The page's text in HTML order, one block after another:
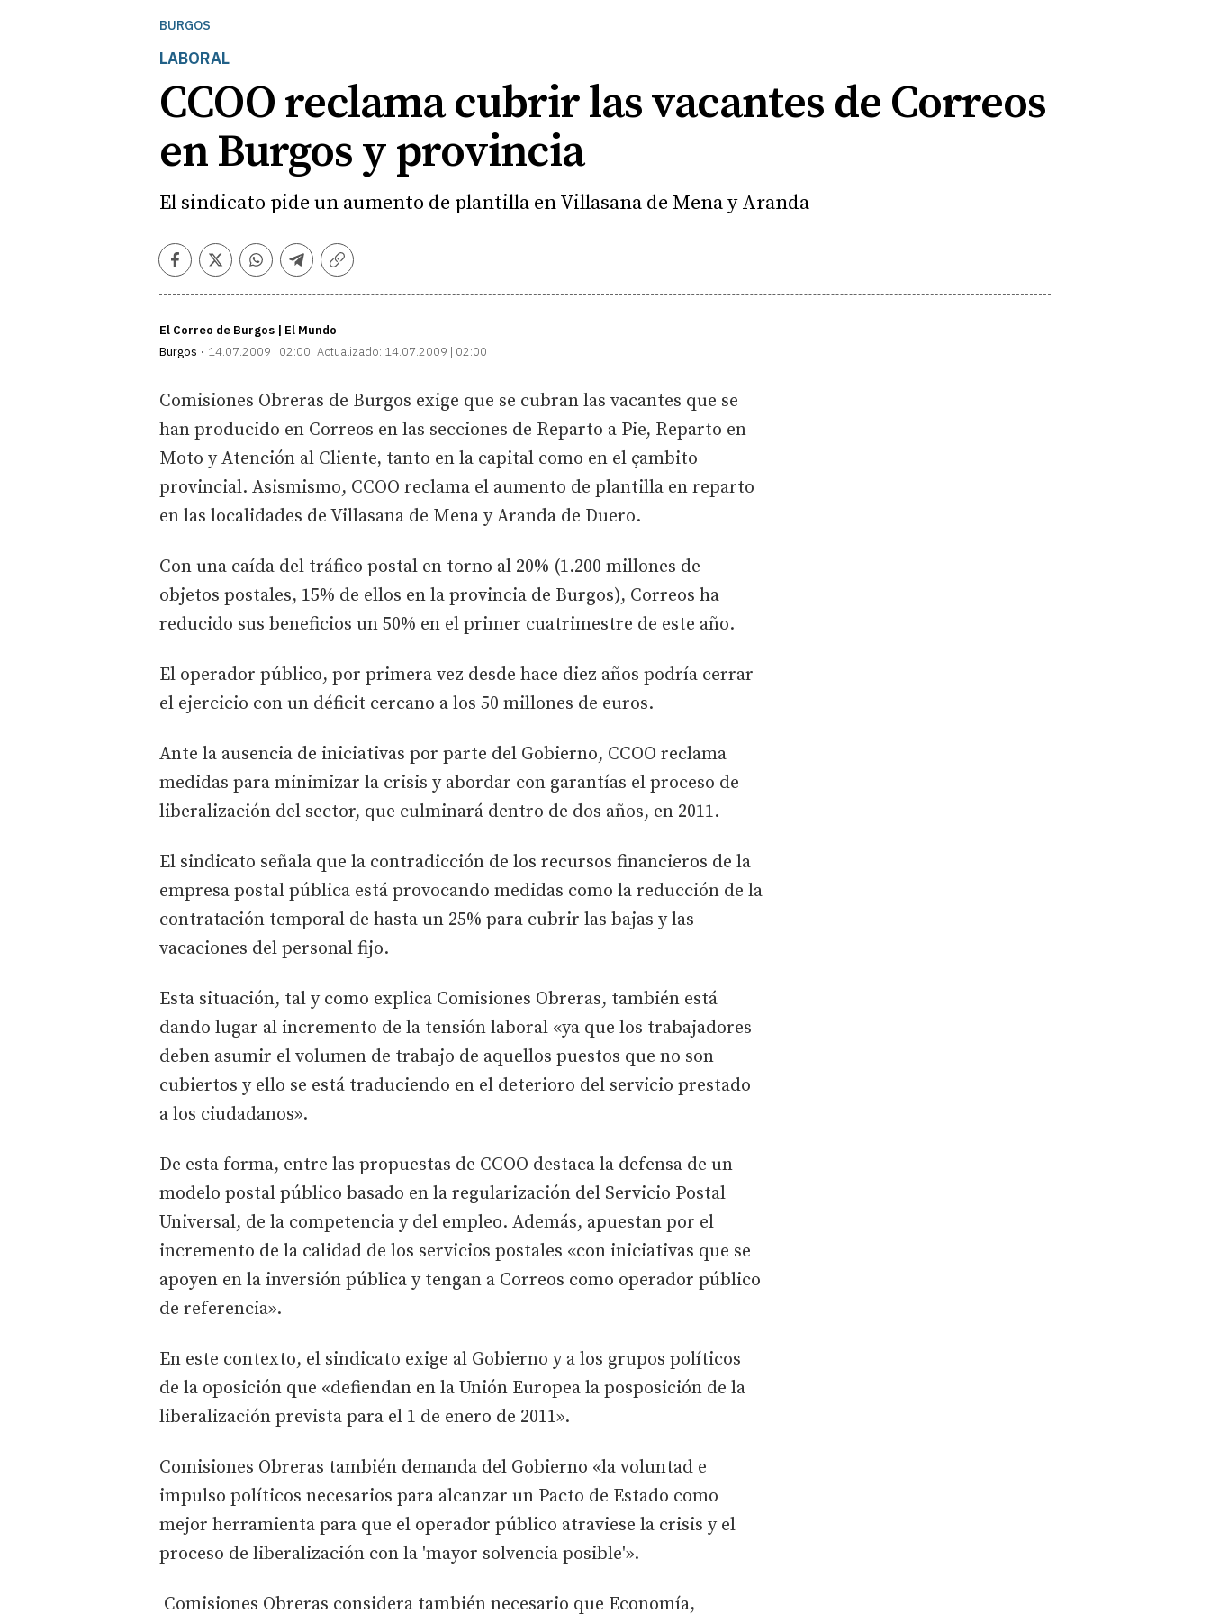
BURGOS
LABORAL
CCOO reclama cubrir las vacantes de Correos
en Burgos y provincia
El sindicato pide un aumento de plantilla en Villasana de Mena y Aranda
Facebook
TwitterWhatsapp
Telegram
Copiar
El Correo de Burgos | El Mundo
Burgos
14.07.2009 | 02:00 Actualizado: 14.07.2009 | 02:00
Comisiones Obreras de Burgos exige que se cubran las vacantes que se
han producido en Correos en las secciones de Reparto a Pie, Reparto en
Moto y Atención al Cliente, tanto en la capital como en el çambito
provincial. Asismismo, CCOO reclama el aumento de plantilla en reparto
en las localidades de Villasana de Mena y Aranda de Duero.
Con una caída del tráfico postal en torno al 20% (1.200 millones de
objetos postales, 15% de ellos en la provincia de Burgos), Correos ha
reducido sus beneficios un 50% en el primer cuatrimestre de este año.
El operador público, por primera vez desde hace diez años podría cerrar
el ejercicio con un déficit cercano a los 50 millones de euros.
Ante la ausencia de iniciativas por parte del Gobierno, CCOO reclama
medidas para minimizar la crisis y abordar con garantías el proceso de
liberalización del sector, que culminará dentro de dos años, en 2011.
El sindicato señala que la contradicción de los recursos financieros de la
empresa postal pública está provocando medidas como la reducción de la
contratación temporal de hasta un 25% para cubrir las bajas y las
vacaciones del personal fijo.
Esta situación, tal y como explica Comisiones Obreras, también está
dando lugar al incremento de la tensión laboral «ya que los trabajadores
deben asumir el volumen de trabajo de aquellos puestos que no son
cubiertos y ello se está traduciendo en el deterioro del servicio prestado
a los ciudadanos».
De esta forma, entre las propuestas de CCOO destaca la defensa de un
modelo postal público basado en la regularización del Servicio Postal
Universal, de la competencia y del empleo. Además, apuestan por el
incremento de la calidad de los servicios postales «con iniciativas que se
apoyen en la inversión pública y tengan a Correos como operador público
de referencia».
En este contexto, el sindicato exige al Gobierno y a los grupos políticos
de la oposición que «defiendan en la Unión Europea la posposición de la
liberalización prevista para el 1 de enero de 2011».
Comisiones Obreras también demanda del Gobierno «la voluntad e
impulso políticos necesarios para alcanzar un Pacto de Estado como
mejor herramienta para que el operador público atraviese la crisis y el
proceso de liberalización con la 'mayor solvencia posible'».
Comisiones Obreras considera también necesario que Economía,